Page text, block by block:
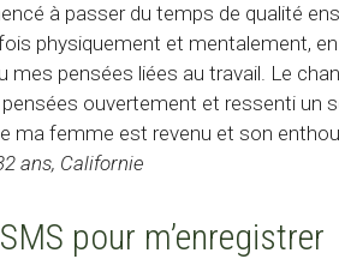
à passer du temps de qualité
physiquement et mentalement,
pensées liées au travail. Le
ouvertement et ressenti un
ma femme est revenu et son
ans, Californie
pour m’enregistrer